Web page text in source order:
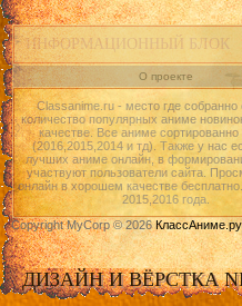
ИНФОРМАЦИОННЫЙ БЛОК
О проекте
Classanime.ru - место где собранно
количество популярных аниме
качестве. Все аниме сортированно
(2016,2015,2014 и тд). Также у нас
лучших аниме онлайн, в
участвуют пользователи сайта.
онлайн в хорошем качестве
2015,2016 года.
Copyright MyCorp © 2026КлассАниме.ру
ДИЗАЙН И ВЁРСТКА